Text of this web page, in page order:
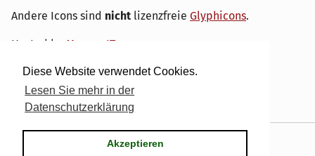
Diese Website verwendet Cookies.
Lesen Sie mehr in der
Datenschutzerklärung
Akzeptieren
Andere Icons sind nicht lizenzfreie Glyphicons.
Hosted by My own IT.
Serendipity& the dirk